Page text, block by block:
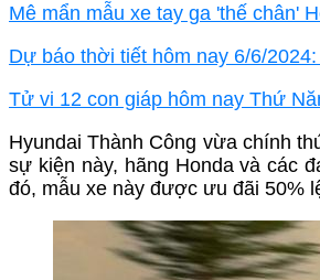
Mê mẩn mẫu xe tay ga 'thế chân'
Dự báo thời tiết hôm nay 6/6/
Tử vi 12 con giáp hôm nay Thứ
Hyundai Thành Công vừa chính
sự kiện này, hãng Honda và các
đó, mẫu xe này được ưu đãi 50%